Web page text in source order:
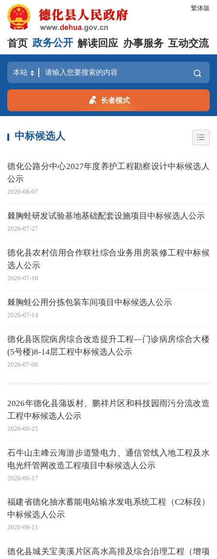
繁体版
首页 政务公开 解读回应 办事服务 互动交流
长者模式
中标候选人
德化公路分中心2027年度养护工程勘察设计中标候选人
公示
2026-08-07
棘胸蛙研发试验基地基础配套设施项目中标候选人公示
2026-07-27
德化县农村信用合作联社综合业务用房装修工程中标候
选人公示
2026-07-16
棘胸蛙公用分拣包装车间项目中标候选人公示
2026-07-14
德化县医院病房综合改造提升工程—门诊病房综合大楼
(5号楼)8-14层工程中标候选人公示
2026-07-06
2026年德化县蒲坂村、鹏祥片区和科技园雨污分流改造
工程中标候选人公示
2026-06-25
石牛山主峰云海游步道暨电力、通信管线入地工程及水
电光纤管网改造工程项目中标候选人公示
2026-06-17
福建省德化抽水蓄能电站输水发电系统工程（C2标段）
中标候选人公示
2026-06-11
德化县城关宝美溪片区高水高排及综合治理工程（增项